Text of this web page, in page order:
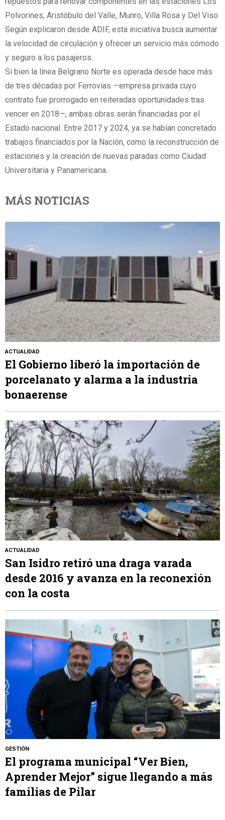
Polvorines, Aristóbulo del Valle, Munro, Villa Rosa y Del Viso.
Según explicaron desde ADIF, esta iniciativa busca aumentar
la velocidad de circulación y ofrecer un servicio más cómodo
y seguro a los pasajeros.
Si bien la línea Belgrano Norte es operada desde hace más
de tres décadas por Ferrovías —empresa privada cuyo
contrato fue prorrogado en reiteradas oportunidades tras
vencer en 2018—, ambas obras serán financiadas por el
Estado nacional. Entre 2017 y 2024, ya se habían concretado
trabajos financiados por la Nación, como la reconstrucción de
estaciones y la creación de nuevas paradas como Ciudad
Universitaria y Panamericana.
MÁS NOTICIAS
ACTUALIDAD
El Gobierno liberó la importación de
porcelanato y alarma a la industria
bonaerense
ACTUALIDAD
San Isidro retiró una draga varada
desde 2016 y avanza en la reconexión
con la costa
GESTIÓN
El programa municipal “Ver Bien,
Aprender Mejor” sigue llegando a más
familias de Pilar